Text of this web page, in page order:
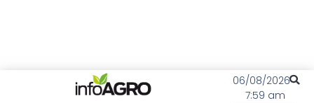
06/08/2026
7:59 am